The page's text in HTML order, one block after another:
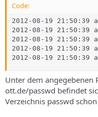
Code:
2012-08-19
2012-08-19
2012-08-19
2012-08-19
2012-08-19 21:50:39
Unter dem
ott.de/passwd befindet
Verzeichnis passwd